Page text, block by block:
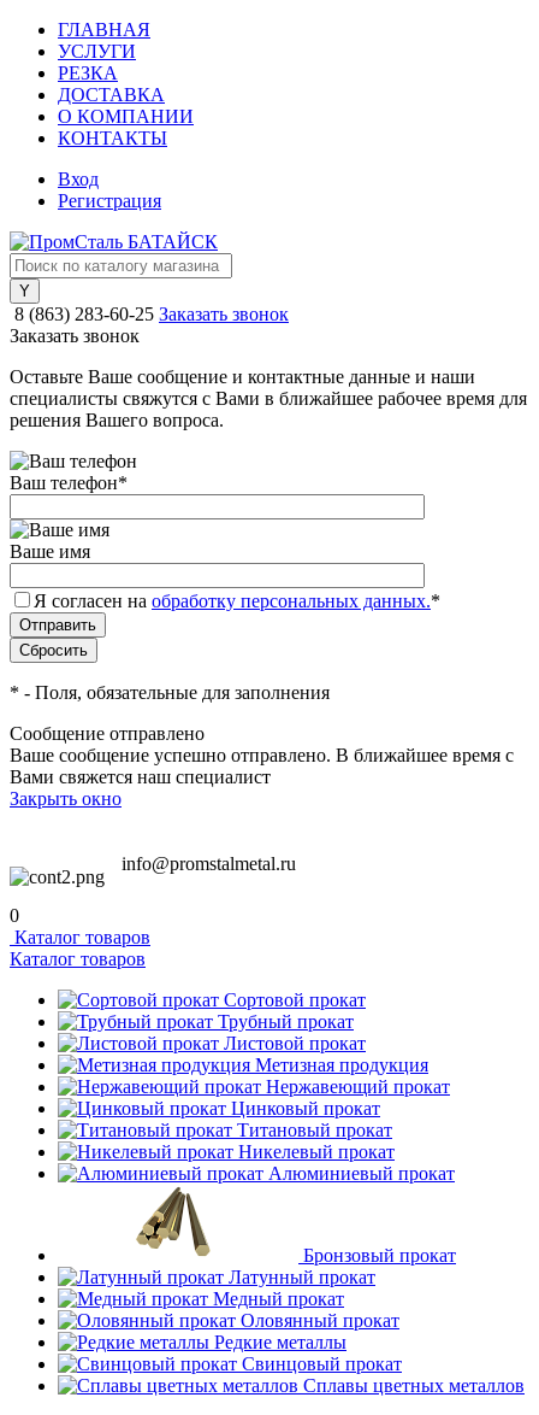
ГЛАВНАЯ
УСЛУГИ
РЕЗКА
ДОСТАВКА
О КОМПАНИИ
КОНТАКТЫ
Вход
Регистрация
8 (863) 283-60-25 Заказать звонок
Заказать звонок
Оставьте Ваше сообщение и контактные данные и наши
специалисты свяжутся с Вами в ближайшее рабочее время для
решения Вашего вопроса.
Ваш телефон*
Ваше имя
Я согласен на обработку персональных данных.*
* - Поля, обязательные для заполнения
Сообщение отправлено
Ваше сообщение успешно отправлено. В ближайшее время с
Вами свяжется наш специалист
Закрыть окно
info@promstalmetal.ru
0
Каталог товаров
Каталог товаров
Сортовой прокат
Трубный прокат
Листовой прокат
Метизная продукция
Нержавеющий прокат
Цинковый прокат
Титановый прокат
Никелевый прокат
Алюминиевый прокат
Бронзовый прокат
Латунный прокат
Медный прокат
Оловянный прокат
Редкие металлы
Свинцовый прокат
Сплавы цветных металлов